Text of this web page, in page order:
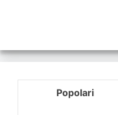
Popolari